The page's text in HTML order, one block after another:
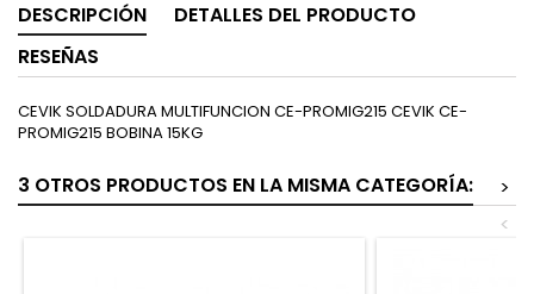
DESCRIPCIÓN
DETALLES DEL PRODUCTO
RESEÑAS
CEVIK SOLDADURA MULTIFUNCION CE-PROMIG215 CEVIK CE-
PROMIG215 BOBINA 15KG
3 OTROS PRODUCTOS EN LA MISMA CATEGORÍA:
>
<